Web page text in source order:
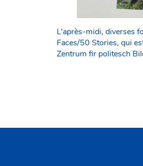
L’après-midi, diverses
Faces/50 Stories, qui
Zentrum fir politesch